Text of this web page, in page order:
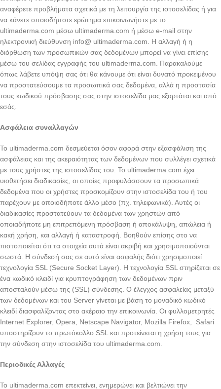
αναφέρετε προβλήματα σχετικά με τη λειτουργία της ιστοσελίδας ή για
να κάνετε οποιοδήποτε ερώτημα επικοινωνήστε με το
ultimaderma.com μέσω ultimaderma.com ή μέσω e-mail στην
ηλεκτρονική διεύθυνση info@ ultimaderma.com. Η αλλαγή ή η
διόρθωση των προσωπικών σας δεδομένων μπορεί να γίνει επίσης
μέσω του σελίδας εγγραφής του ultimaderma.com. Παρακαλούμε
όπως λάβετε υπόψη σας ότι θα κάνουμε ότι είναι δυνατό προκειμένου
να προστατεύσουμε τα προσωπικά σας δεδομένα, αλλά η προστασία
τους κωδικού πρόσβασης σας στην ιστοσελίδα μας εξαρτάται και από
εσάς.
Ασφάλεια συναλλαγών
Το ultimaderma.com δεσμεύεται όσον αφορά στην εξασφάλιση της
ασφάλειας και της ακεραιότητας των δεδομένων που συλλέγει σχετικά
με τους χρήστες της ιστοσελίδας του. Το ultimaderma.com έχει
υιοθετήσει διαδικασίες, οι οποίες προφυλάσσουν τα προσωπικά
δεδομένα που οι χρήστες προσκομίζουν στην ιστοσελίδα του ή του
παρέχουν με οποιοδήποτε άλλο μέσο (πχ. τηλεφωνικά). Αυτές οι
διαδικασίες προστατεύουν τα δεδομένα των χρηστών από
οποιαδήποτε μη επιτρεπόμενη πρόσβαση ή αποκάλυψη, απώλεια ή
κακή χρήση, και αλλαγή ή καταστροφή. Βοηθούν επίσης στο να
πιστοποιείται ότι τα στοιχεία αυτά είναι ακριβή και χρησιμοποιούνται
σωστά. Η σύνδεσή σας σε αυτό είναι ασφαλής διότι χρησιμοποιεί
τεχνολογία SSL (Secure Socket Layer). Η τεχνολογία SSL στηρίζεται σε
ένα κωδικό κλειδί για κρυπτογράφηση των δεδομένων πριν
αποσταλούν μέσω της (SSL) σύνδεσης. Ο έλεγχος ασφαλείας μεταξύ
των δεδομένων και του Server γίνεται με βάση το μοναδικό κωδικό
κλειδί διασφαλίζοντας στο ακέραιο την επικοινωνία. Οι φυλλομετρητές
Internet Explorer, Opera, Netscape Navigator, Mozilla Firefox, Safari
υποστηρίζουν το πρωτόκολλο SSL και προτείνεται η χρήση τους για
την σύνδεση στην ιστοσελίδα του ultimaderma.com.
Περιοδικές Αλλαγές
Το ultimaderma.com επεκτείνει, ενημερώνει και βελτιώνει την